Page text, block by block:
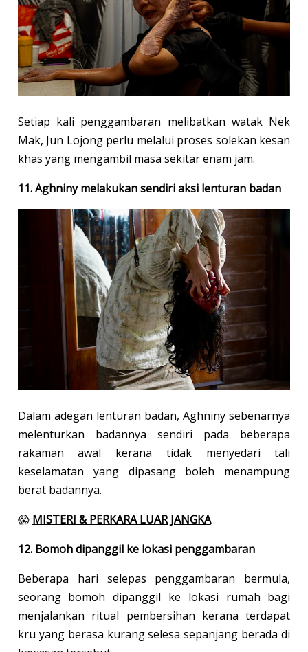
Setiap kali penggambaran melibatkan watak Nek
Mak, Jun Lojong perlu melalui proses solekan kesan
khas yang mengambil masa sekitar enam jam.
11. Aghniny melakukan sendiri aksi lenturan badan
Dalam adegan lenturan badan, Aghniny sebenarnya
melenturkan badannya sendiri pada beberapa
rakaman awal kerana tidak menyedari tali
keselamatan yang dipasang boleh menampung
berat badannya.
😱 MISTERI & PERKARA LUAR JANGKA
12. Bomoh dipanggil ke lokasi penggambaran
Beberapa hari selepas penggambaran bermula,
seorang bomoh dipanggil ke lokasi rumah bagi
menjalankan ritual pembersihan kerana terdapat
kru yang berasa kurang selesa sepanjang berada di